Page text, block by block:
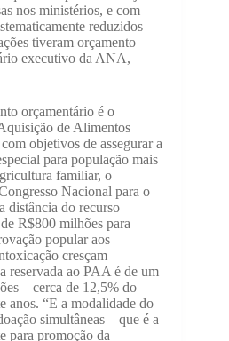
nos ministérios, e com
reduzidos
tiveram orçamento
executivo da ANA,
orçamentário é o
de Alimentos
objetivos de assegurar a
para população mais
familiar, o
Nacional para o
distância do recurso
R$800 milhões para
popular aos
cresçam
reservada ao PAA é de um
– cerca de 12,5% do
anos. “E a modalidade do
simultâneas – que é a
para promoção da